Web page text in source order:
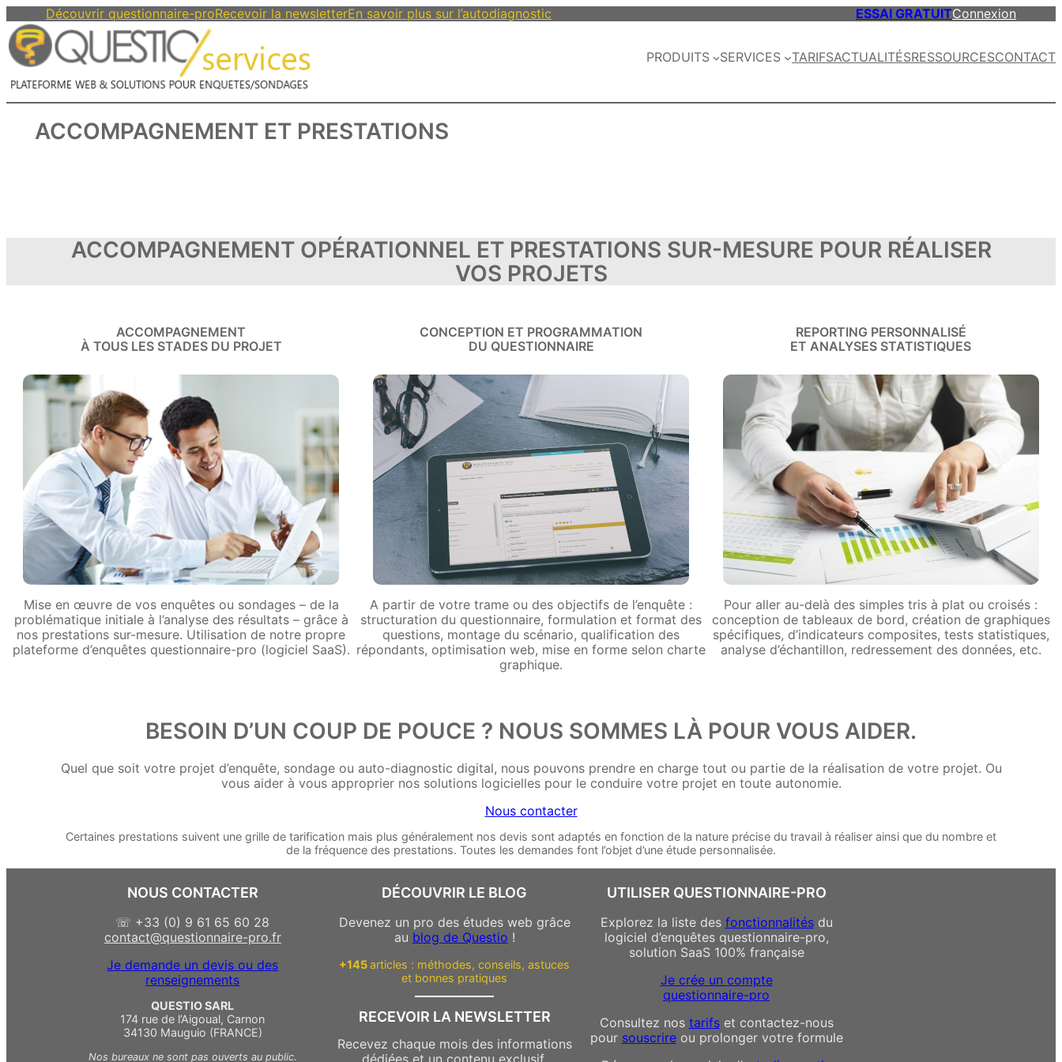
Découvrir questionnaire-proRecevoir la newsletterEn savoir plus sur l’autodiagnostic ESSAI GRATUITConnexion
PRODUITS SERVICES TARIFSACTUALITÉSRESSOURCESCONTACT
ACCOMPAGNEMENT ET PRESTATIONS
ACCOMPAGNEMENT OPÉRATIONNEL ET PRESTATIONS SUR-MESURE POUR RÉALISER
VOS PROJETS
ACCOMPAGNEMENT
À TOUS LES STADES DU PROJET
Mise en œuvre de vos enquêtes ou sondages – de la
problématique initiale à l’analyse des résultats – grâce à
nos prestations sur-mesure. Utilisation de notre propre
plateforme d’enquêtes questionnaire-pro (logiciel SaaS).
CONCEPTION ET PROGRAMMATION
DU QUESTIONNAIRE
A partir de votre trame ou des objectifs de l’enquête :
structuration du questionnaire, formulation et format des
questions, montage du scénario, qualification des
répondants, optimisation web, mise en forme selon charte
graphique.
REPORTING PERSONNALISÉ
ET ANALYSES STATISTIQUES
Pour aller au-delà des simples tris à plat ou croisés :
conception de tableaux de bord, création de graphiques
spécifiques, d’indicateurs composites, tests statistiques,
analyse d’échantillon, redressement des données, etc.
BESOIN D’UN COUP DE POUCE ? NOUS SOMMES LÀ POUR VOUS AIDER.
Quel que soit votre projet d’enquête, sondage ou auto-diagnostic digital, nous pouvons prendre en charge tout ou partie de la réalisation de votre projet. Ou
vous aider à vous approprier nos solutions logicielles pour le conduire votre projet en toute autonomie.
Nous contacter
Certaines prestations suivent une grille de tarification mais plus généralement nos devis sont adaptés en fonction de la nature précise du travail à réaliser ainsi que du nombre et
de la fréquence des prestations. Toutes les demandes font l’objet d’une étude personnalisée.
NOUS CONTACTER
☏ +33 (0) 9 61 65 60 28
contact@questionnaire-pro.fr
Je demande un devis ou des
renseignements
QUESTIO SARL
174 rue de l’Aigoual, Carnon
34130 Mauguio (FRANCE)
Nos bureaux ne sont pas ouverts au public.
DÉCOUVRIR LE BLOG
Devenez un pro des études web grâce
au blog de Questio !
+145articles : méthodes, conseils, astuces
et bonnes pratiques
RECEVOIR LA NEWSLETTER
Recevez chaque mois des informations
UTILISER QUESTIONNAIRE-PRO
Explorez la liste des fonctionnalitésdu
logiciel d’enquêtes questionnaire-pro,
solution SaaS 100% française
Je crée un compte
questionnaire-pro
Consultez nos tarifset contactez-nous
pour souscrireou prolonger votre formule